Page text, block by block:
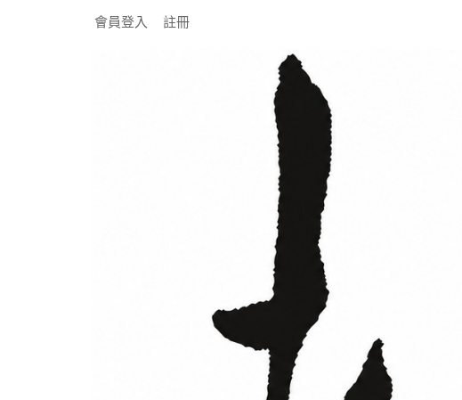
會員登入 註冊